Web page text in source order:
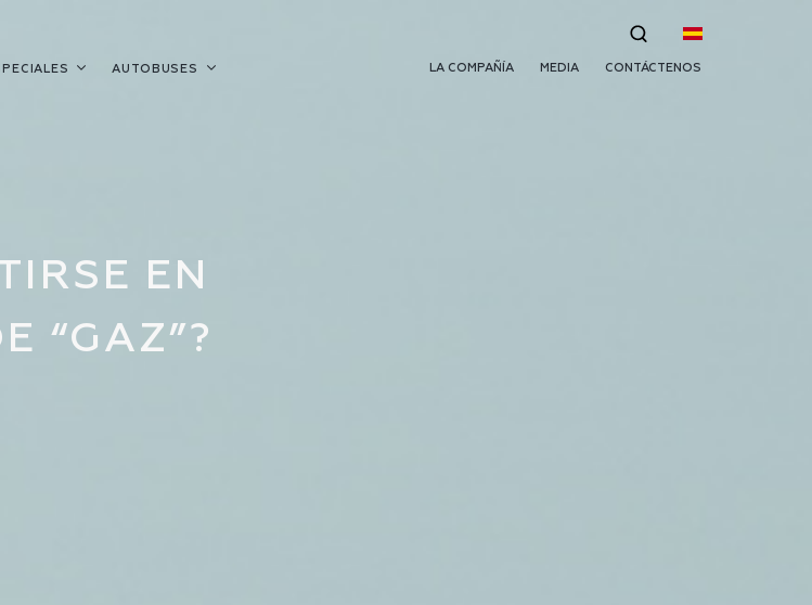
EN
“GAZ”?
AUTOBUSES LA COMPAÑÍA MEDIA CONTÁCTENOS